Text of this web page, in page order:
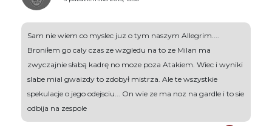
Sam nie wiem co myslec juz o tym naszym Allegrim....
Broniłem go caly czas ze wzgledu na to ze Milan ma
zwyczajnie słabą kadrę no moze poza Atakiem. Wiec i wyniki
slabe mial gwaizdy to zdobył mistrza. Ale te wszystkie
spekulacje o jego odejsciu... On wie ze ma noz na gardle i to sie
odbija na zespole